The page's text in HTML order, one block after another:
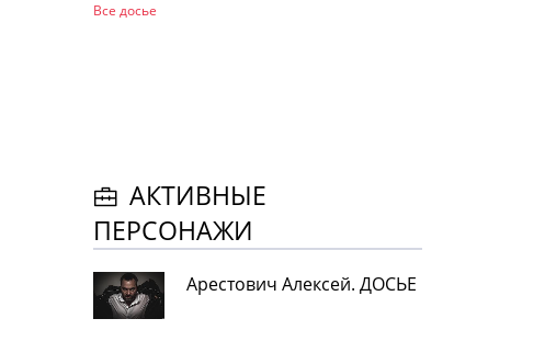
Все досье
АКТИВНЫЕ
ПЕРСОНАЖИ
Арестович Алексей. ДОСЬЕ